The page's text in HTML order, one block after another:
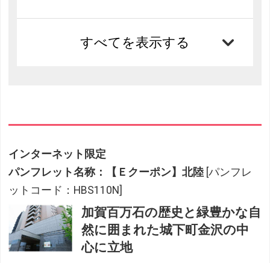
すべてを表示する
インターネット限定
パンフレット名称：【Ｅクーポン】北陸 [パンフレ
ットコード：HBS110N]
加賀百万石の歴史と緑豊かな自
然に囲まれた城下町金沢の中
心に立地